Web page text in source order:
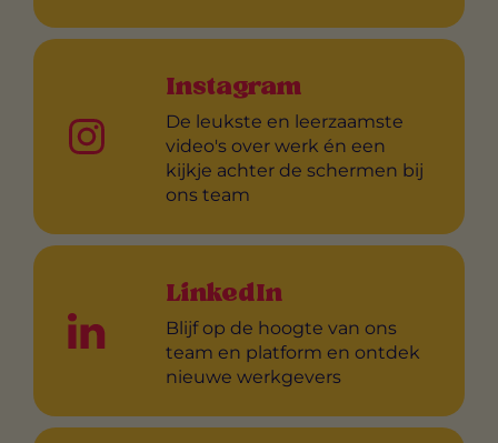
Instagram
De leukste en leerzaamste
video's over werk én een
kijkje achter de schermen bij
ons team
LinkedIn
Blijf op de hoogte van ons
team en platform en ontdek
nieuwe werkgevers